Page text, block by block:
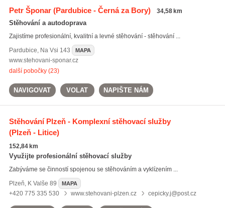
Petr Šponar(Pardubice - Černá za Bory) 34,58 km
Stěhování a autodoprava
Zajistíme profesionální, kvalitní a levné stěhování - stěhování ...
Pardubice, Na Vsi 143 MAPA
www.stehovani-sponar.cz
další pobočky (23)
NAVIGOVAT VOLAT NAPIŠTE NÁM
Stěhování Plzeň - Komplexní stěhovací služby
(Plzeň - Litice)
152,84 km
Využijte profesionální stěhovací služby
Zabýváme se činností spojenou se stěhováním a vyklízením ...
Plzeň, K Valše 89 MAPA
+420 775 335 530 www.stehovani-plzen.cz cepicky.j@post.cz